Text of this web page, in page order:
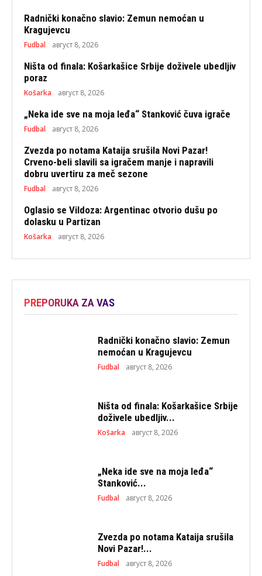
Radnički konačno slavio: Zemun nemoćan u
Kragujevcu
Fudbal август 8, 2026
Ništa od finala: Košarkašice Srbije doživele ubedljiv
poraz
Košarka август 8, 2026
„Neka ide sve na moja leđa“ Stanković čuva igrače
Fudbal август 8, 2026
Zvezda po notama Kataija srušila Novi Pazar!
Crveno-beli slavili sa igračem manje i napravili
dobru uvertiru za meč sezone
Fudbal август 8, 2026
Oglasio se Vildoza: Argentinac otvorio dušu po
dolasku u Partizan
Košarka август 8, 2026
PREPORUKA ZA VAS
Radnički konačno slavio: Zemun
nemoćan u Kragujevcu
Fudbal август 8, 2026
Ništa od finala: Košarkašice Srbije
doživele ubedljiv...
Košarka август 8, 2026
„Neka ide sve na moja leđa“
Stanković...
Fudbal август 8, 2026
Zvezda po notama Kataija srušila
Novi Pazar!...
Fudbal август 8, 2026